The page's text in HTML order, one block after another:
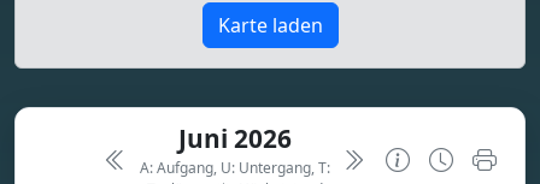
Karte laden
Juni 2026
A: Aufgang, U: Untergang, T: